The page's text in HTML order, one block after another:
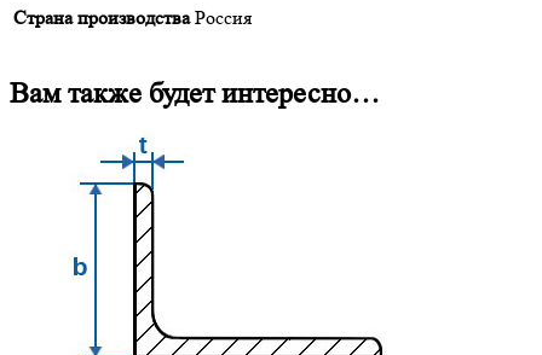
Страна производства Россия
Вам также будет интересно…